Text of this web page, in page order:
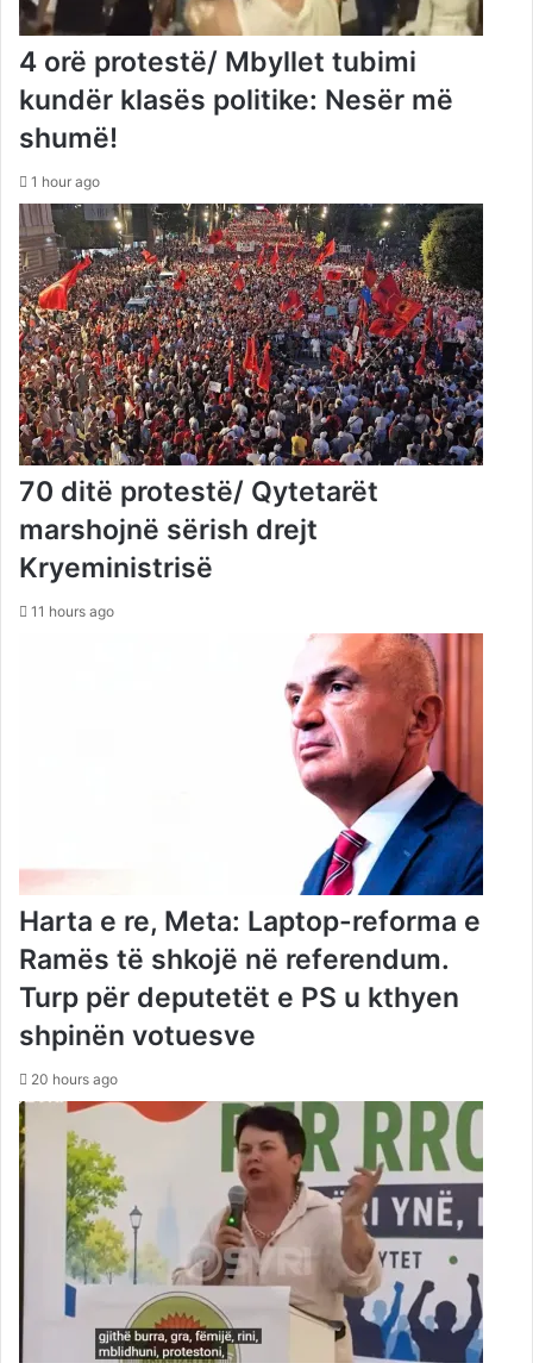
4 orë protestë/ Mbyllet tubimi
kundër klasës politike: Nesër më
shumë!
1 hour ago
70 ditë protestë/ Qytetarët
marshojnë sërish drejt
Kryeministrisë
11 hours ago
Harta e re, Meta: Laptop-reforma e
Ramës të shkojë në referendum.
Turp për deputetët e PS u kthyen
shpinën votuesve
20 hours ago